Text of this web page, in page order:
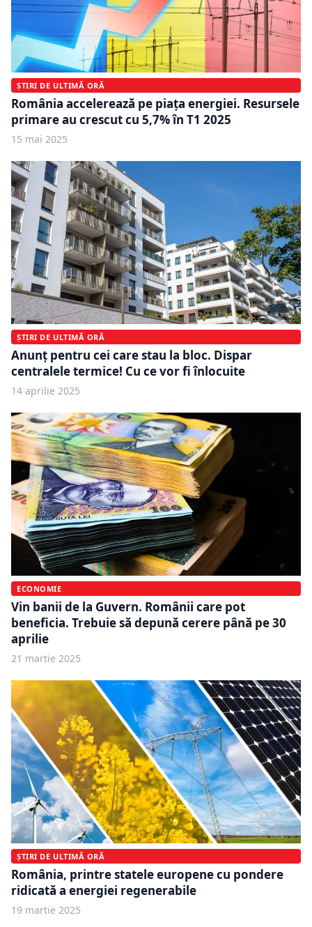
ȘTIRI DE ULTIMĂ ORĂ
România accelerează pe piața energiei. Resursele
primare au crescut cu 5,7% în T1 2025
15 mai 2025
ȘTIRI DE ULTIMĂ ORĂ
Anunț pentru cei care stau la bloc. Dispar
centralele termice! Cu ce vor fi înlocuite
14 aprilie 2025
ECONOMIE
Vin banii de la Guvern. Românii care pot
beneficia. Trebuie să depună cerere până pe 30
aprilie
21 martie 2025
ȘTIRI DE ULTIMĂ ORĂ
România, printre statele europene cu pondere
ridicată a energiei regenerabile
19 martie 2025